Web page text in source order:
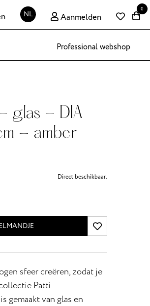
NL Aanmelden
0
Professional webshop
glas - DIA
- amber
Direct beschikbaar.
sfeer creëren, zodat je
Patti
gemaakt van glas en